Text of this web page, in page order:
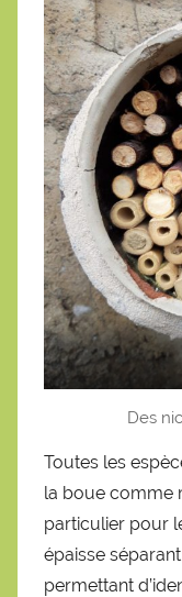
Des
Toutes les
la boue comme
particulier pour
épaisse
permettant